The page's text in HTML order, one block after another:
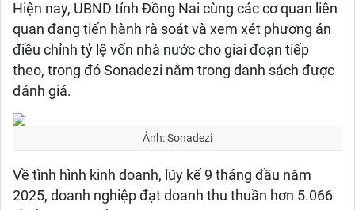
Hiện nay, UBND tỉnh Đồng Nai cùng các cơ quan liên
quan đang tiến hành rà soát và xem xét phương án
điều chỉnh tỷ lệ vốn nhà nước cho giai đoạn tiếp
theo, trong đó Sonadezi nằm trong danh sách được
đánh giá.
Ảnh: Sonadezi
Về tình hình kinh doanh, lũy kế 9 tháng đầu năm
2025, doanh nghiệp đạt doanh thu thuần hơn 5.066